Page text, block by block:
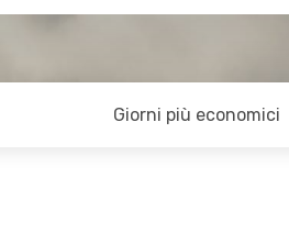
Giorni più economici